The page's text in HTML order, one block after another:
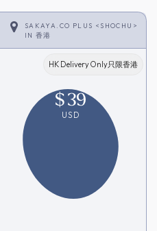
SAKAYA.CO PLUS <SHOCHU>
IN 香港
HK Delivery Only只限香港
$39
USD